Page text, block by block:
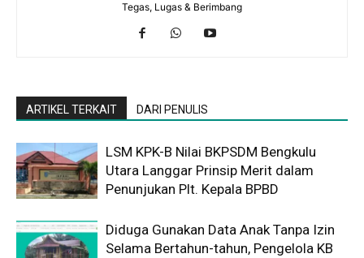
Tegas, Lugas & Berimbang
ARTIKEL TERKAIT DARI PENULIS
LSM KPK-B Nilai BKPSDM Bengkulu
Utara Langgar Prinsip Merit dalam
Penunjukan Plt. Kepala BPBD
Diduga Gunakan Data Anak Tanpa Izin
Selama Bertahun-tahun, Pengelola KB